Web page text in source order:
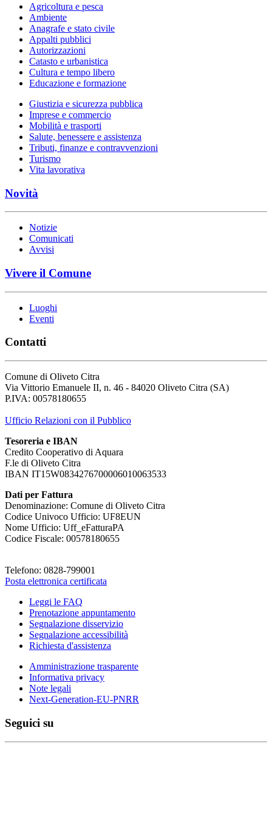
Agricoltura e pesca
Ambiente
Anagrafe e stato civile
Appalti pubblici
Autorizzazioni
Catasto e urbanistica
Cultura e tempo libero
Educazione e formazione
Giustizia e sicurezza pubblica
Imprese e commercio
Mobilità e trasporti
Salute, benessere e assistenza
Tributi, finanze e contravvenzioni
Turismo
Vita lavorativa
Novità
Notizie
Comunicati
Avvisi
Vivere il Comune
Luoghi
Eventi
Contatti
Comune di Oliveto Citra
Via Vittorio Emanuele II, n. 46 - 84020 Oliveto Citra (SA)
P.IVA: 00578180655
Ufficio Relazioni con il Pubblico
Tesoreria e IBAN
Credito Cooperativo di Aquara
F.le di Oliveto Citra
IBAN IT15W0834276700006010063533
Dati per Fattura
Denominazione: Comune di Oliveto Citra
Codice Univoco Ufficio: UF8EUN
Nome Ufficio: Uff_eFatturaPA
Codice Fiscale: 00578180655
Telefono: 0828-799001
Posta elettronica certificata
Leggi le FAQ
Prenotazione appuntamento
Segnalazione disservizio
Segnalazione accessibilità
Richiesta d'assistenza
Amministrazione trasparente
Informativa privacy
Note legali
Next-Generation-EU-PNRR
Seguici su